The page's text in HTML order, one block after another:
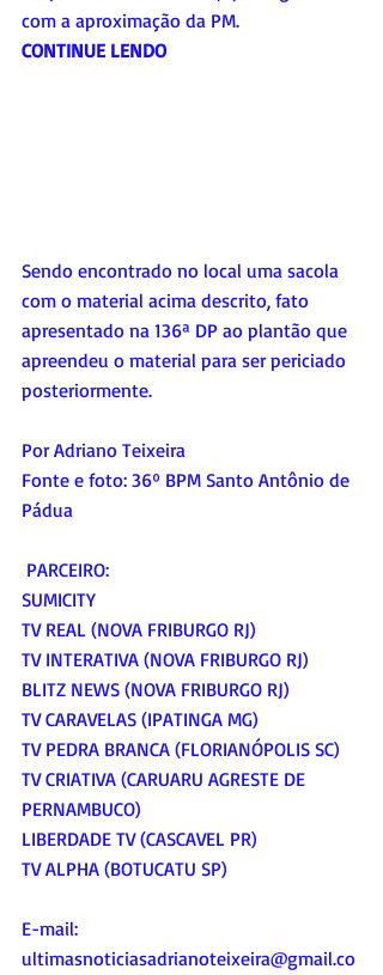
com a aproximação da PM.
CONTINUE LENDO
Sendo encontrado no local uma sacola
com o material acima descrito, fato
apresentado na 136ª DP ao plantão que
apreendeu o material para ser periciado
posteriormente.
Por Adriano Teixeira
Fonte e foto: 36º BPM Santo Antônio de
Pádua
PARCEIRO:
SUMICITY
TV REAL (NOVA FRIBURGO RJ)
TV INTERATIVA (NOVA FRIBURGO RJ)
BLITZ NEWS (NOVA FRIBURGO RJ)
TV CARAVELAS (IPATINGA MG)
TV PEDRA BRANCA (FLORIANÓPOLIS SC)
TV CRIATIVA (CARUARU AGRESTE DE
PERNAMBUCO)
LIBERDADE TV (CASCAVEL PR)
TV ALPHA (BOTUCATU SP)
E-mail:
ultimasnoticiasadrianoteixeira@gmail.co